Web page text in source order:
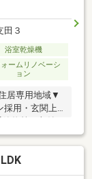
田３
浴室乾燥機
ォームリノベーシ
ョン
居専用地域▼
採用・玄関上
ー付・カース
浄便座▼外装
の防水工事内
装、屋根葺き